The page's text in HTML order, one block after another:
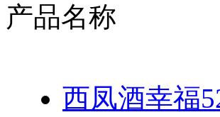
产品名称
西凤酒幸福